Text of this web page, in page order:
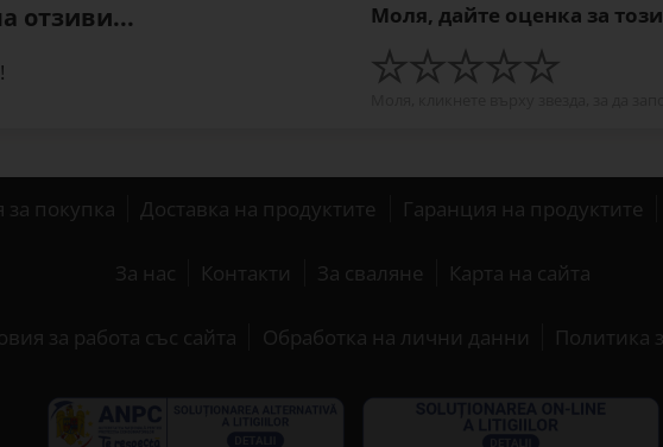
отзиви... Моля, дайте оценка за
покупка Доставка на продуктите Гаранция на продуктите
За нас Контакти За сваляне Карта на сайта
за работа със сайта Обработка на лични данни Политика